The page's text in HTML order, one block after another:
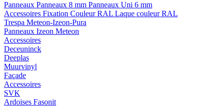
Panneaux Panneaux 8 mm Panneaux Uni 6 mm
Accessoires Fixation Couleur RAL Laque couleur RAL
Trespa Meteon-Izeon-Pura
Panneaux Izeon Meteon
Accessoires
Deceuninck
Deeplas
Muurvinyl
Façade
Accessoires
SVK
Ardoises Fasonit